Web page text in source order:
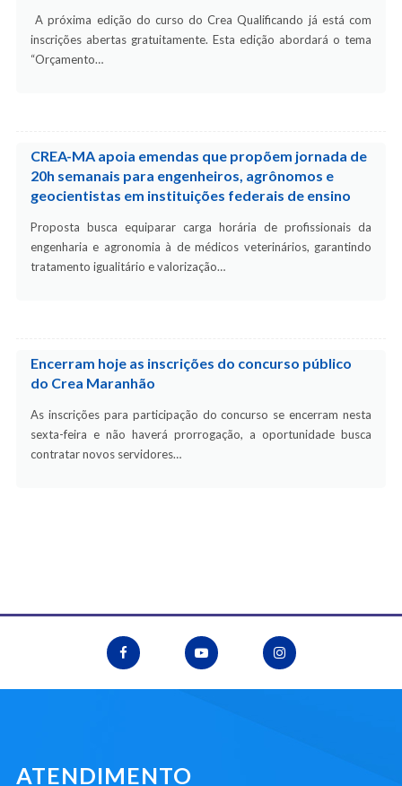
A próxima edição do curso do Crea Qualificando já está com
inscrições abertas gratuitamente. Esta edição abordará o tema
“Orçamento…
CREA-MA apoia emendas que propõem jornada de
20h semanais para engenheiros, agrônomos e
geocientistas em instituições federais de ensino
Proposta busca equiparar carga horária de profissionais da
engenharia e agronomia à de médicos veterinários, garantindo
tratamento igualitário e valorização…
Encerram hoje as inscrições do concurso público
do Crea Maranhão
As inscrições para participação do concurso se encerram nesta
sexta-feira e não haverá prorrogação, a oportunidade busca
contratar novos servidores…
ATENDIMENTO